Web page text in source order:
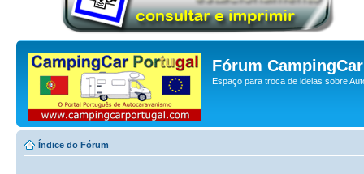
Fórum
Espaço para troca de ideias sobre
Índice do Fórum